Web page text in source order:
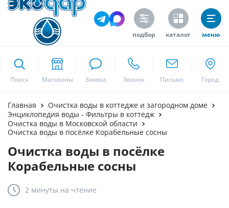
подбор каталог меню
Поиск
Москва
Главная
Очистка воды в коттедже и загородном доме
Энциклопедия воды - Фильтры в коттедж
Очистка воды в Московской области
Очистка воды в посёлке Корабельные сосны
Очистка воды в посёлке
Корабельные сосны
2 минуты на чтение